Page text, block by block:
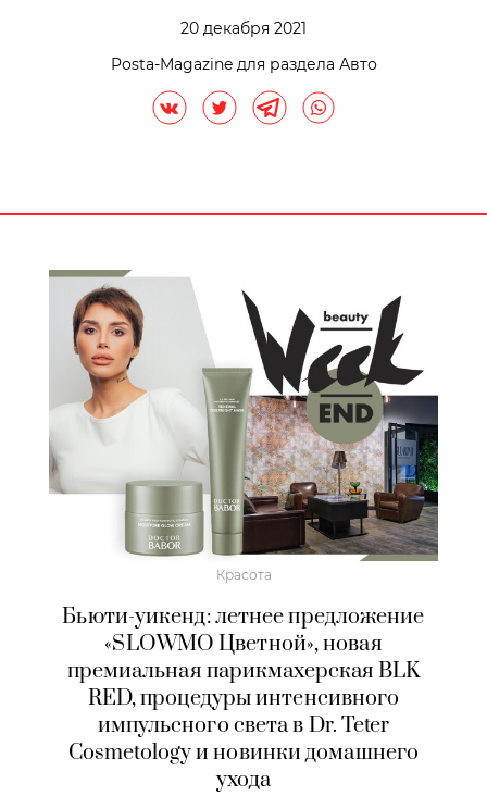
20 декабря 2021
Posta-Magazine для раздела Авто
Красота
Бьюти-уикенд: летнее предложение
«SLOWMO Цветной», новая
премиальная парикмахерская BLK
RED, процедуры интенсивного
импульсного света в Dr. Teter
Cosmetology и новинки домашнего
ухода